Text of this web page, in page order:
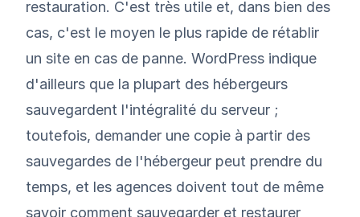
restauration. C'est très utile et, dans bien des
cas, c'est le moyen le plus rapide de rétablir
un site en cas de panne. WordPress indique
d'ailleurs que la plupart des hébergeurs
sauvegardent l'intégralité du serveur ;
toutefois, demander une copie à partir des
sauvegardes de l'hébergeur peut prendre du
temps, et les agences doivent tout de même
savoir comment sauvegarder et restaurer